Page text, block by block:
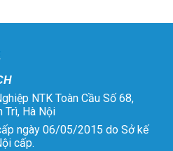
NTK Toàn Cầu Số 68,
Trì, Hà Nội
ngày 06/05/2015 do Sở kế
cấp.